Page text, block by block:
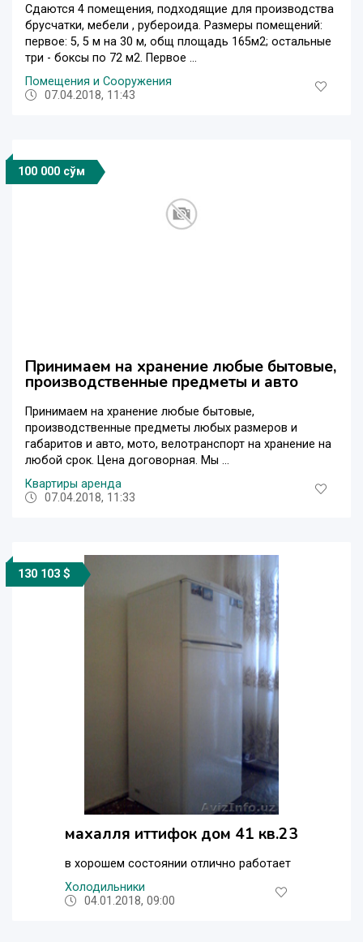
Сдаются 4 помещения, подходящие для производства
брусчатки, мебели , рубероида. Размеры помещений:
первое: 5, 5 м на 30 м, общ площадь 165м2; остальные
три - боксы по 72 м2. Первое ...
Помещения и Сооружения
07.04.2018, 11:43
100 000 сўм
Принимаем на хранение любые бытовые,
производственные предметы и авто
Принимаем на хранение любые бытовые,
производственные предметы любых размеров и
габаритов и авто, мото, велотранспорт на хранение на
любой срок. Цена договорная. Мы ...
Квартиры аренда
07.04.2018, 11:33
130 103 $
махалля иттифок дом 41 кв.23
в хорошем состоянии отлично работает
Холодильники
04.01.2018, 09:00